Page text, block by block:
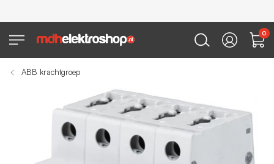
0
ABB krachtgroep